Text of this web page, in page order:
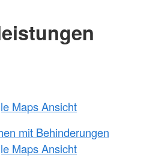
Maps Ansicht
mit Behinderungen
Maps Ansicht